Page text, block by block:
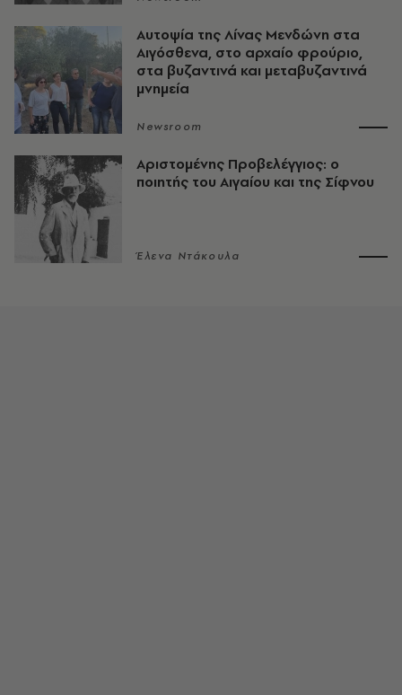
Αυτοψία της Λίνας Μενδώνη στα
Αιγόσθενα, στο αρχαίο φρούριο,
στα βυζαντινά και μεταβυζαντινά
μνημεία
Newsroom
Αριστομένης Προβελέγγιος: ο
ποιητής του Αιγαίου και της Σίφνου
Έλενα Ντάκουλα